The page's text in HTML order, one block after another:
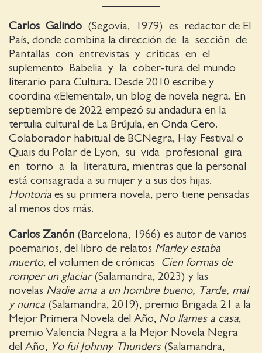
Carlos Galindo (Segovia, 1979) es redactor de El
País, donde combina la dirección de la sección de
Pantallas con entrevistas y críticas en el
suplemento Babelia y la cober-tura del mundo
literario para Cultura. Desde 2010 escribe y
coordina «Elemental», un blog de novela negra. En
septiembre de 2022 empezó su andadura en la
tertulia cultural de La Brújula, en Onda Cero.
Colaborador habitual de BCNegra, Hay Festival o
Quais du Polar de Lyon, su vida profesional gira
en torno a la literatura, mientras que la personal
está consagrada a su mujer y a sus dos hijas.
Hontoria es su primera novela, pero tiene pensadas
al menos dos más.
Carlos Zanón (Barcelona, 1966) es autor de varios
poemarios, del libro de relatos Marley estaba
muerto, el volumen de crónicas Cien formas de
romper un glaciar(Salamandra, 2023) y las
novelas Nadie ama a un hombre bueno, Tarde, mal
y nunca (Salamandra, 2019), premio Brigada 21 a la
Mejor Primera Novela del Año, No llames a casa,
premio Valencia Negra a la Mejor Novela Negra
del Año, Yo fui Johnny Thunders (Salamandra,